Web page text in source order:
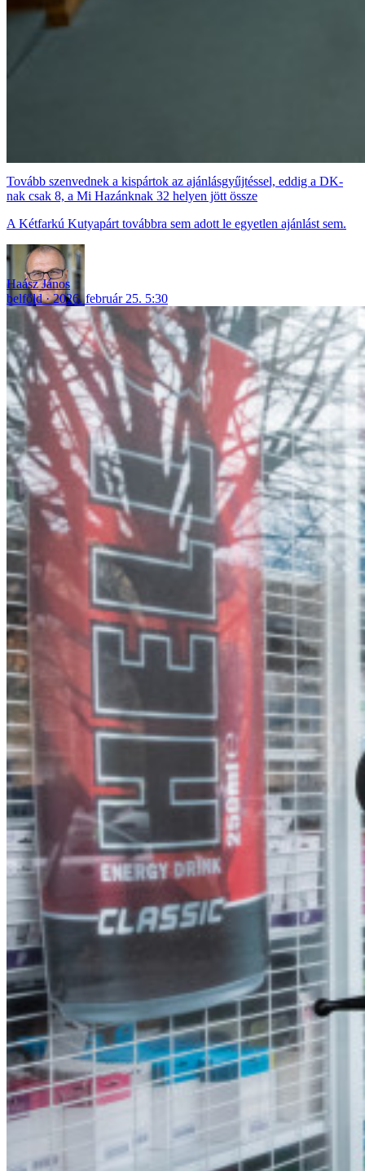
Tovább szenvednek a kispártok az ajánlásgyűjtéssel, eddig a DK-
nak csak 8, a Mi Hazánknak 32 helyen jött össze
A Kétfarkú Kutyapárt továbbra sem adott le egyetlen ajánlást sem.
Haász János
belföld
2026. február 25. 5:30